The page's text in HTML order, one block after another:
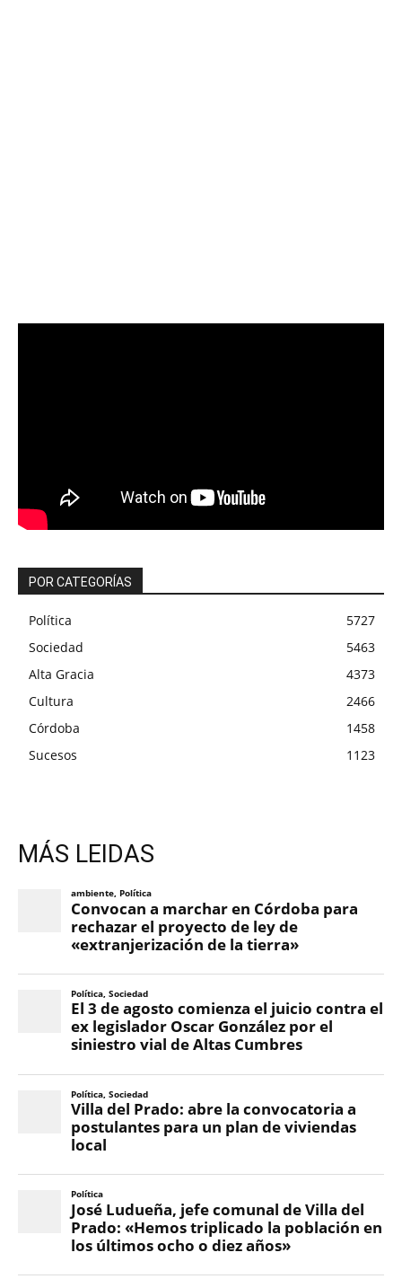
POR CATEGORÍAS
Política
5727
Sociedad
5463
Alta Gracia
4373
Cultura
2466
Córdoba
1458
Sucesos
1123
MÁS LEIDAS